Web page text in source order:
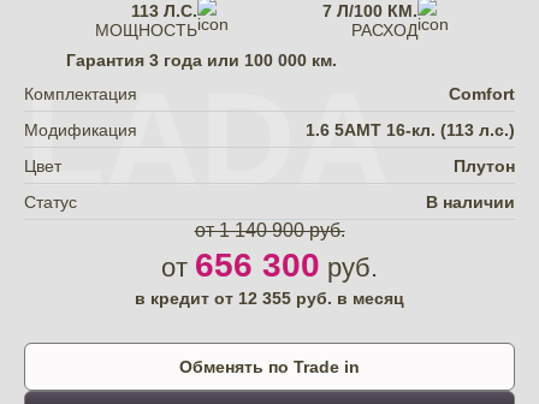
LADA
Гарантия 3 года или 100 000 км.
Комплектация
Comfort
Модификация
1.6 5AMT 16-кл. (113 л.с.)
Цвет
Плутон
Статус
В наличии
от 1 140 900 руб.
от 656 300 руб.
в кредит от 12 355 руб. в месяц
113 Л.С.
МОЩНОСТЬ
7 Л/100 КМ.
РАСХОД
Обменять по Trade in